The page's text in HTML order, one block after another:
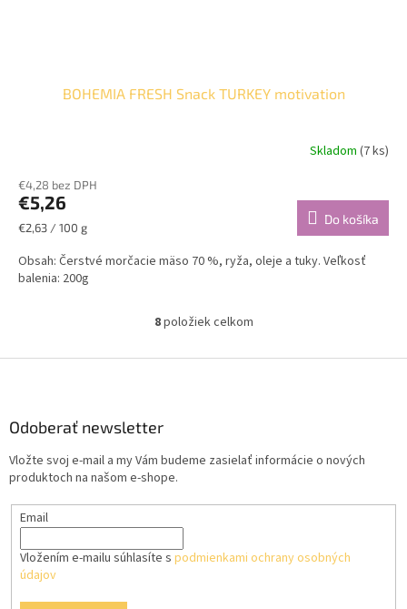
BOHEMIA FRESH Snack TURKEY motivation
Skladom (7 ks)
€4,28 bez DPH
€5,26
Jednotková
€2,63 / 100 g
Do košíka
Obsah: Čerstvé morčacie mäso 70 %, ryža, oleje a tuky. Veľkosť
balenia: 200g
O
l
e
r
y
8položiek celkom
Odoberať newsletter
Vložte svoj e-mail a my Vám budeme zasielať informácie o nových
produktoch na našom e-shope.
Email
Vložením e-mailu súhlasíte s podmienkami ochrany osobných
údajov